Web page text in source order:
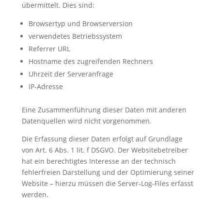
übermittelt. Dies sind:
Browsertyp und Browserversion
verwendetes Betriebssystem
Referrer URL
Hostname des zugreifenden Rechners
Uhrzeit der Serveranfrage
IP-Adresse
Eine Zusammenführung dieser Daten mit anderen
Datenquellen wird nicht vorgenommen.
Die Erfassung dieser Daten erfolgt auf Grundlage
von Art. 6 Abs. 1 lit. f DSGVO. Der Websitebetreiber
hat ein berechtigtes Interesse an der technisch
fehlerfreien Darstellung und der Optimierung seiner
Website – hierzu müssen die Server-Log-Files erfasst
werden.